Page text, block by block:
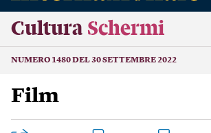
Cultura Schermi
NUMERO 1480 DEL 30 SETTEMBRE 2022
Film